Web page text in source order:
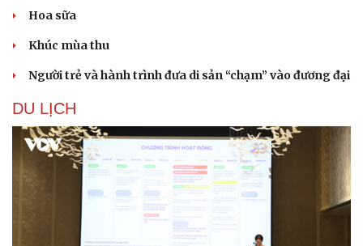
Hoa sữa
Khúc mùa thu
Người trẻ và hành trình đưa di sản “chạm” vào đương đại
DU LỊCH